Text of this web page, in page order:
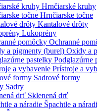
Hrnčiarské kruhy
Hrnčiarske točne
Kantalové drôty
Lukoprény
Ochranné
Oxidy a
Podglazúrne
Prístroje a
Sadrové formy
Sadry
Sklenená drť
Špachtle a